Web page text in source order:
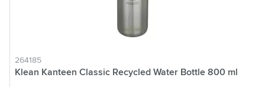
264185
Klean Kanteen Classic Recycled Water Bottle 800 ml